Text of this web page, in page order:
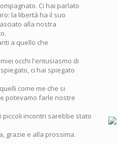
Ci hai parlato
la libertà ha il suo
alla nostra
a quello che
occhi l'entusiasmo di
ci hai spiegato
come me che si
potevamo farle nostre
piccoli incontri sarebbe stato
grazie e alla prossima.